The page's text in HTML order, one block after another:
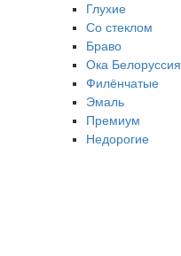
Глухие
Со стеклом
Браво
Ока Белоруссия
Филёнчатые
Эмаль
Премиум
Недорогие